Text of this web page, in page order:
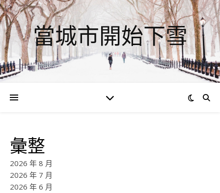
當城市開始下雪
彙整
2026 年 8 月
2026 年 7 月
2026 年 6 月